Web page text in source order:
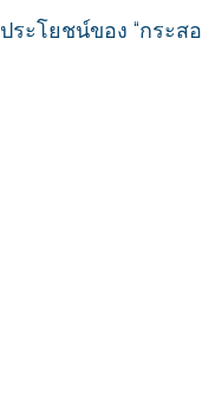
ประโยชน์ของ “กระ